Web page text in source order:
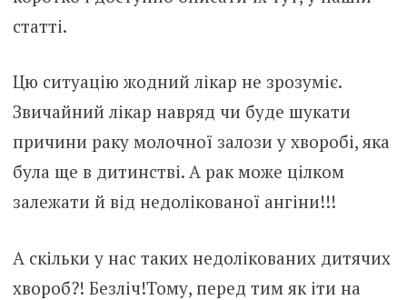
статті.
Цю ситуацію жодний лікар не зрозуміє.
Звичайний лікар навряд чи буде шукати
причини раку молочної залози у хворобі, яка
була ще в дитинстві. А рак може цілком
залежати й від недолікованої ангіни!!!
А скільки у нас таких недолікованих дитячих
хвороб?! Безліч!Тому, перед тим як іти на